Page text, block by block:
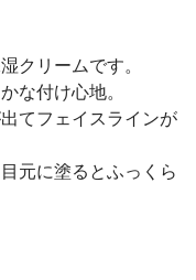
クリームです。
な付け心地。
てフェイスラインが
元に塗るとふっくら